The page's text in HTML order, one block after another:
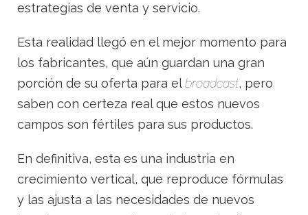
estrategias de venta y servicio.
Esta realidad llegó en el mejor momento para
los fabricantes, que aún guardan una gran
porción de su oferta para elbroadcast, pero
saben con certeza real que estos nuevos
campos son fértiles para sus productos.
En definitiva, esta es una industria en
crecimiento vertical, que reproduce fórmulas
y las ajusta a las necesidades de nuevos